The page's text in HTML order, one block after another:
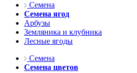
Семена
Семена ягод
Арбузы
Земляника и клубника
Лесные ягоды
Семена
Семена цветов